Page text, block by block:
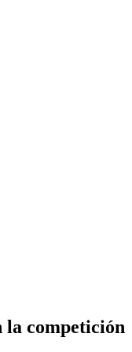
la competición